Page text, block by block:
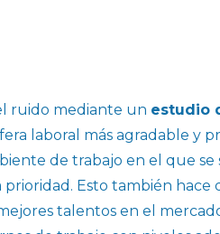
ruido mediante un estudio
laboral más agradable y
de trabajo en el que se
Esto también hace
talentos en el